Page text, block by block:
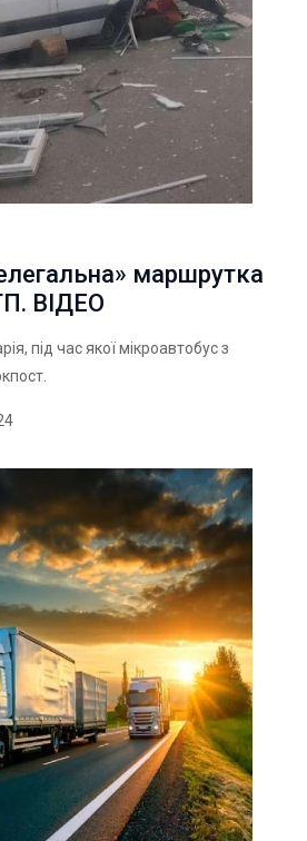
маршрутка
ВІДЕО
під час якої мікроавтобус з